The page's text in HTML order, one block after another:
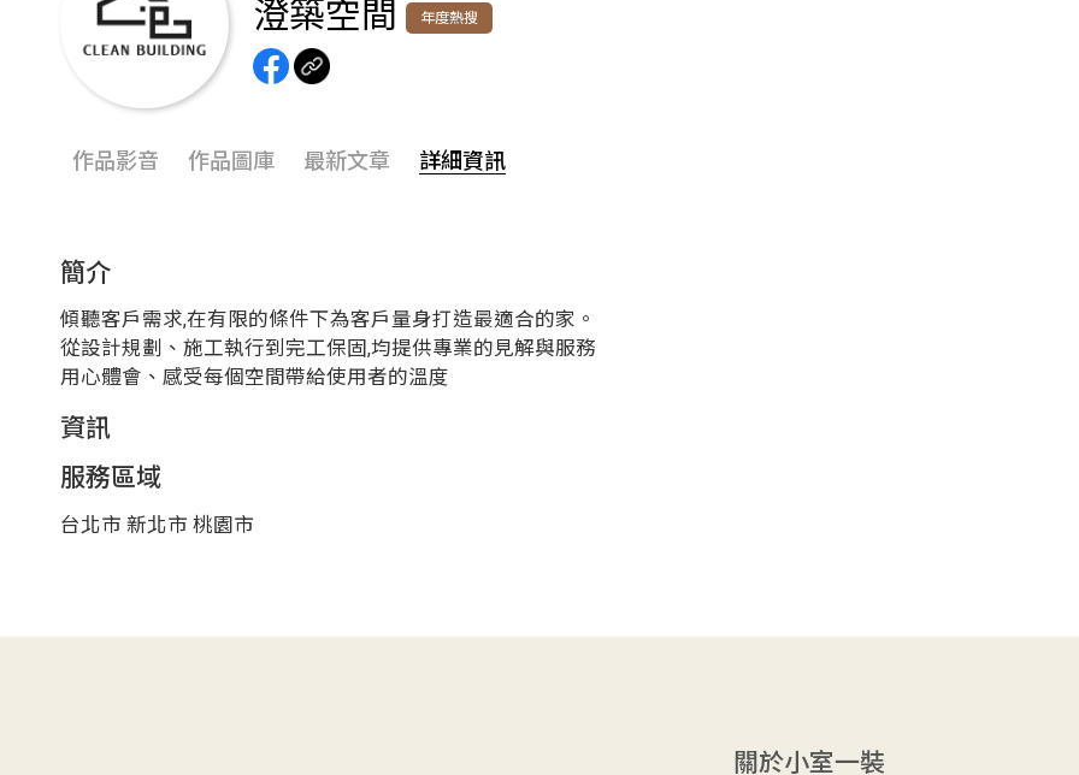
澄築空間 年度熱搜
作品影音 作品圖庫 最新文章 詳細資訊
簡介
傾聽客戶需求,在有限的條件下為客戶量身打造最適合的家。
從設計規劃、施工執行到完工保固,均提供專業的見解與服務
用心體會、感受每個空間帶給使用者的溫度
資訊
服務區域
台北市 新北市 桃園市
關於小室一裝